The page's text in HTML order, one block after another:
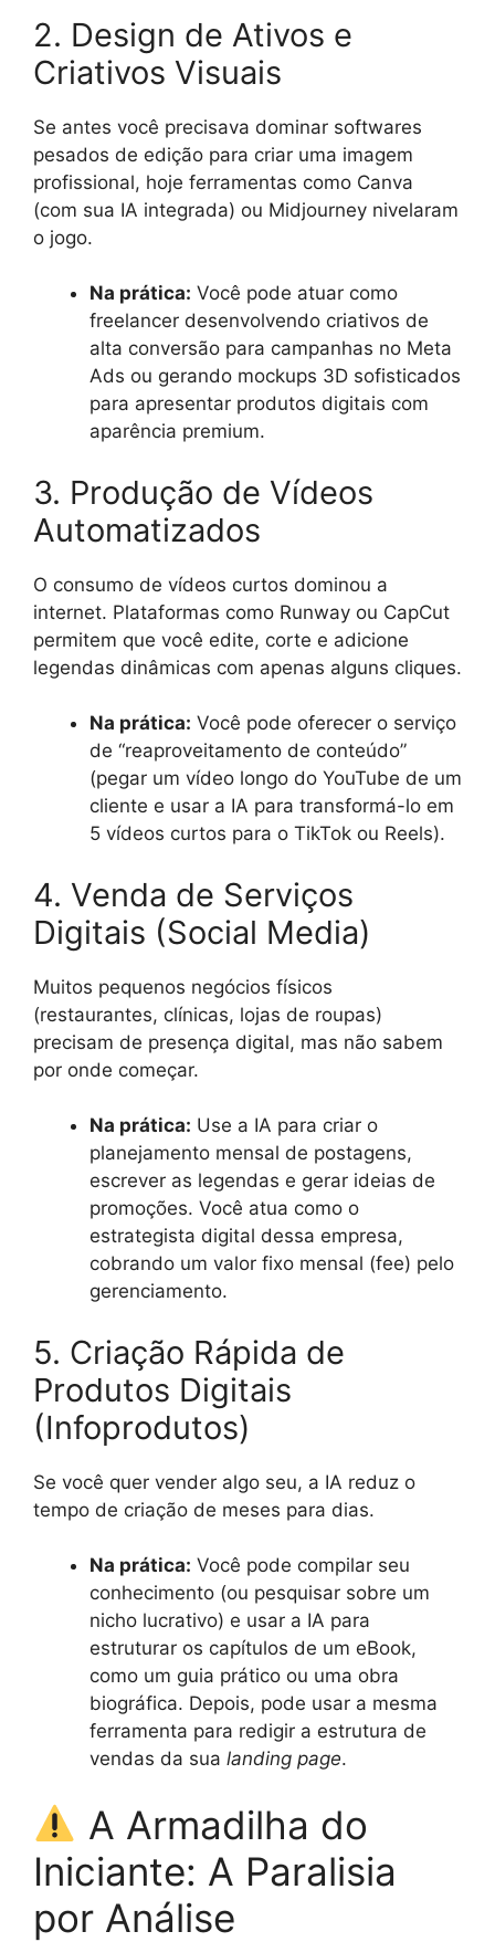
2. Design de Ativos e
Criativos Visuais
Se antes você precisava dominar softwares
pesados de edição para criar uma imagem
profissional, hoje ferramentas como Canva
(com sua IA integrada) ou Midjourney nivelaram
o jogo.
Na prática: Você pode atuar como
freelancer desenvolvendo criativos de
alta conversão para campanhas no Meta
Ads ou gerando mockups 3D sofisticados
para apresentar produtos digitais com
aparência premium.
3. Produção de Vídeos
Automatizados
O consumo de vídeos curtos dominou a
internet. Plataformas como Runway ou CapCut
permitem que você edite, corte e adicione
legendas dinâmicas com apenas alguns cliques.
Na prática: Você pode oferecer o serviço
de “reaproveitamento de conteúdo”
(pegar um vídeo longo do YouTube de um
cliente e usar a IA para transformá-lo em
5 vídeos curtos para o TikTok ou Reels).
4. Venda de Serviços
Digitais (Social Media)
Muitos pequenos negócios físicos
(restaurantes, clínicas, lojas de roupas)
precisam de presença digital, mas não sabem
por onde começar.
Na prática: Use a IA para criar o
planejamento mensal de postagens,
escrever as legendas e gerar ideias de
promoções. Você atua como o
estrategista digital dessa empresa,
cobrando um valor fixo mensal (fee) pelo
gerenciamento.
5. Criação Rápida de
Produtos Digitais
(Infoprodutos)
Se você quer vender algo seu, a IA reduz o
tempo de criação de meses para dias.
Na prática: Você pode compilar seu
conhecimento (ou pesquisar sobre um
nicho lucrativo) e usar a IA para
estruturar os capítulos de um eBook,
como um guia prático ou uma obra
biográfica. Depois, pode usar a mesma
ferramenta para redigir a estrutura de
vendas da sua landing page.
A Armadilha do
Iniciante: A Paralisia
por Análise